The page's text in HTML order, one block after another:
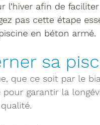
l’hiver afin de
pas cette étape
en béton armé.
sa
que ce soit par le
pour garantir la